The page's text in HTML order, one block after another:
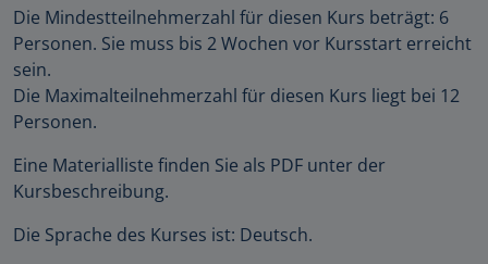
Die Mindestteilnehmerzahl für diesen Kurs beträgt: 6
Personen. Sie muss bis 2 Wochen vor Kursstart erreicht
sein.
Die Maximalteilnehmerzahl für diesen Kurs liegt bei 12
Personen.
Eine Materialliste finden Sie als PDF unter der
Kursbeschreibung.
Die Sprache des Kurses ist: Deutsch.